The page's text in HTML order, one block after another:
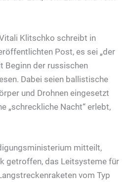
Klitschko schreibt in
Post, es sei „der
Beginn der russischen
Dabei seien ballistische
und Drohnen eingesetzt
„schreckliche Nacht“ erlebt,
mitteilt,
getroffen, das Leitsysteme für
vom Typ